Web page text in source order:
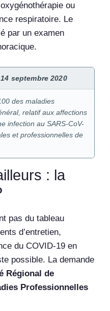
ou
respiratoire. Le
par un examen
septembre 2020
des maladies
relatif aux affections
infection au SARS-CoV-
et professionnelles de
: la
pas du tableau
d’entretien,
du COVID-19 en
possible. La demande
Régional de
Professionnelles